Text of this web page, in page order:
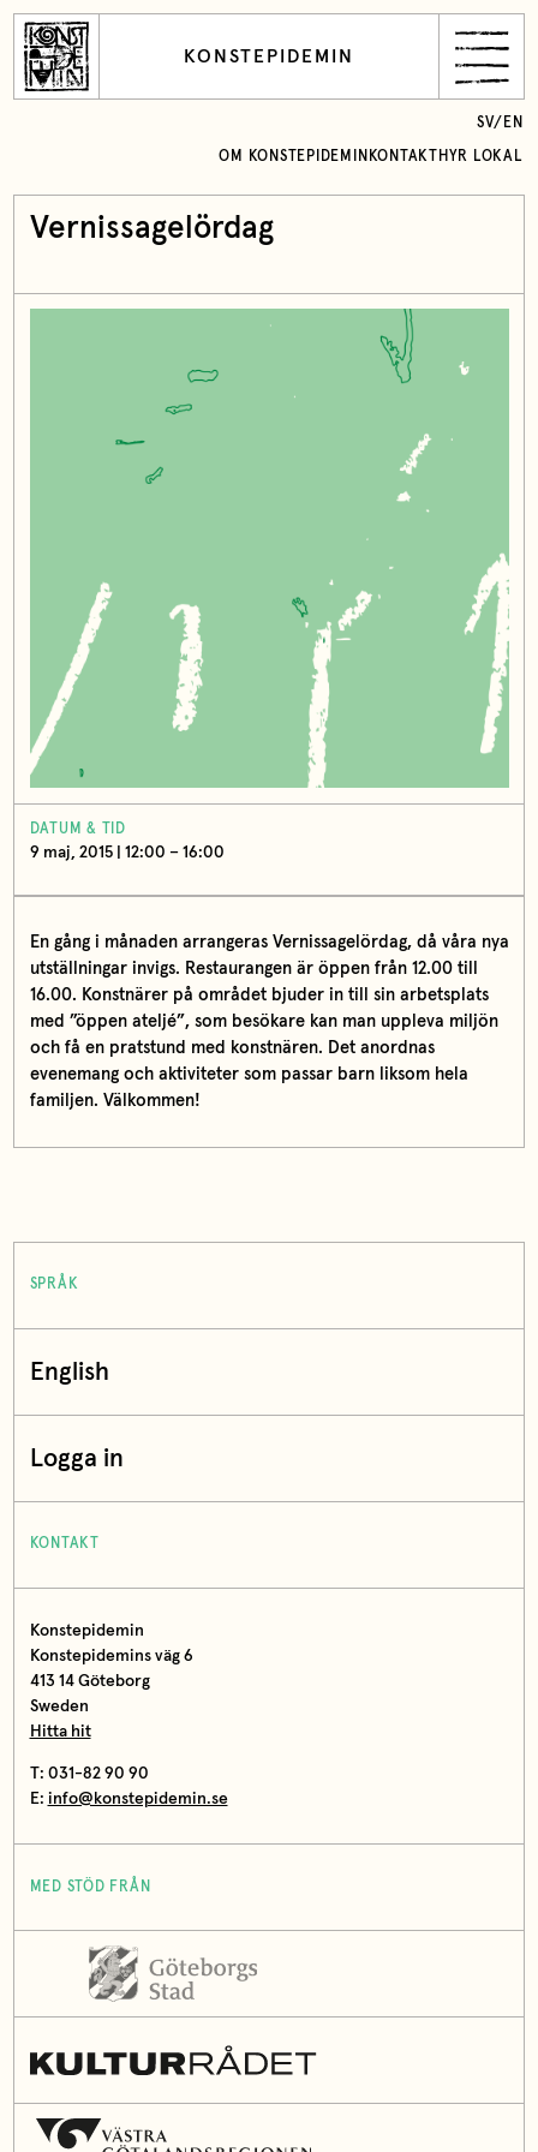
KONSTEPIDEMIN
OM KONSTEPIDEMIN KONTAKT HYR LOKAL
SV/ EN
Vernissagelördag
DATUM & TID
9 maj, 2015 | 12:00 – 16:00
En gång i månaden arrangeras Vernissagelördag, då våra nya
utställningar invigs. Restaurangen är öppen från 12.00 till
16.00. Konstnärer på området bjuder in till sin arbetsplats
med ”öppen ateljé”, som besökare kan man uppleva miljön
och få en pratstund med konstnären. Det anordnas
evenemang och aktiviteter som passar barn liksom hela
familjen. Välkommen!
SPRÅK
English
Logga in
KONTAKT
Konstepidemin
Konstepidemins väg 6
413 14 Göteborg
Sweden
Hitta hit
T: 031-82 90 90
E: info@konstepidemin.se
MED STÖD FRÅN